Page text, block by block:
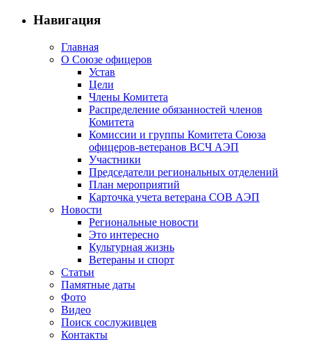
Навигация
Главная
О Союзе офицеров
Устав
Цели
Члены Комитета
Распределение обязанностей членов
Комитета
Комиссии и группы Комитета Союза
офицеров-ветеранов ВСЧ АЭП
Участники
Председатели региональных отделений
План мероприятий
Карточка учета ветерана CОВ АЭП
Новости
Региональные новости
Это интересно
Культурная жизнь
Ветераны и спорт
Статьи
Памятные даты
Фото
Видео
Поиск сослуживцев
Контакты